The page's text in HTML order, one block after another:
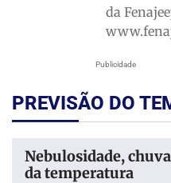
Publicidade
da
PREVISÃO DO
Nebulosidade,
da temperatura